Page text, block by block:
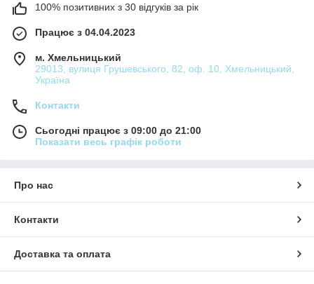
100% позитивних з 30 відгуків за рік
Працює з 04.04.2023
м. Хмельницький
29013, вулиця Грушевського, 82, оф. 10, Хмельницький,
Україна
Контакти
Сьогодні працює з 09:00 до 21:00
Показати весь графік роботи
Про нас
Контакти
Доставка та оплата